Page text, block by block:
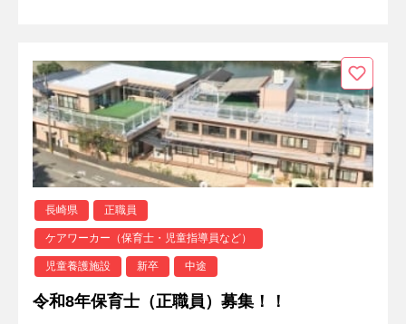
長崎県 正職員
ケアワーカー（保育士・児童指導員など）
児童養護施設 新卒 中途
令和8年保育士（正職員）募集！！